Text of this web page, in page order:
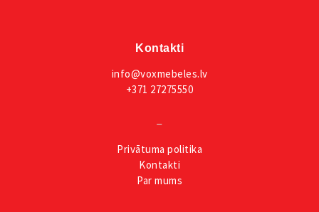
Kontakti
info@voxmebeles.lv
+371 27275550
Privātuma politika
Kontakti
Par mums